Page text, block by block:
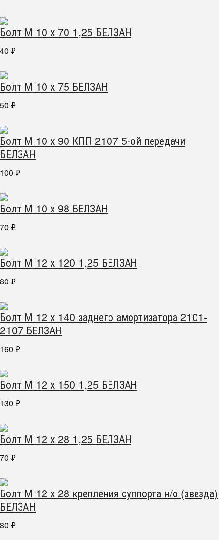
Болт М 10 х 70 1,25 БЕЛЗАН
40 ₽
Болт М 10 х 75 БЕЛЗАН
50 ₽
Болт М 10 х 90 КПП 2107 5-ой передачи
БЕЛЗАН
100 ₽
Болт М 10 х 98 БЕЛЗАН
70 ₽
Болт М 12 х 120 1,25 БЕЛЗАН
80 ₽
Болт М 12 х 140 заднего амортизатора 2101-
2107 БЕЛЗАН
160 ₽
Болт М 12 х 150 1,25 БЕЛЗАН
130 ₽
Болт М 12 х 28 1,25 БЕЛЗАН
70 ₽
Болт М 12 х 28 крепления суппорта н/о (звезда)
БЕЛЗАН
80 ₽